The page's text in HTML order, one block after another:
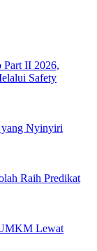
Part II 2026,
Safety
yang Nyinyiri
Raih Predikat
Lewat